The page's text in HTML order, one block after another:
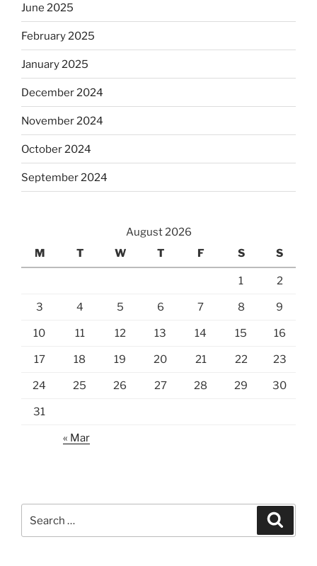
June 2025
February 2025
January 2025
December 2024
November 2024
October 2024
September 2024
August 2026
M
T W T F S S
1 2
3 4 5 6 7 8 9
10 11 12 13 14 15 16
17 18 19 20 21 22 23
24 25 26 27 28 29 30
31
« Mar
for: